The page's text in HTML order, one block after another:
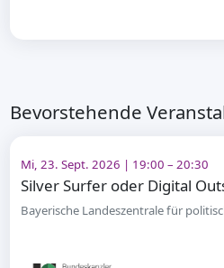
Bevorstehende
Mi, 23. Sept. 2026 | 19:00 – 20:30
Bayerische Landeszentrale für